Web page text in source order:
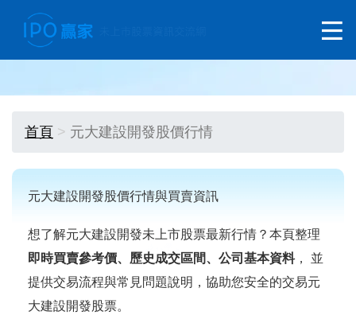
首頁 元大建設開發股價行情
元大建設開發股價行情與買賣資訊
想了解元大建設開發未上市股票最新行情？本頁整理
即時買賣參考價、歷史成交區間、公司基本資料， 並
提供交易流程與常見問題說明，協助您安全的交易元
大建設開發股票。